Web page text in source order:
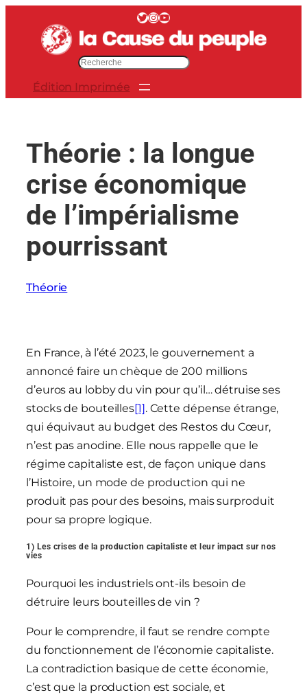
contenu
Twitter InstagramYouTube
e
Édition Imprimée
Théorie : la longue
crise économique
de l’impérialisme
pourrissant
Théorie
En France, à l’été 2023, le gouvernement a
annoncé faire un chèque de 200 millions
d’euros au lobby du vin pour qu’il… détruise ses
stocks de bouteilles[1]. Cette dépense étrange,
qui équivaut au budget des Restos du Cœur,
n’est pas anodine. Elle nous rappelle que le
régime capitaliste est, de façon unique dans
l’Histoire, un mode de production qui ne
produit pas pour des besoins, mais surproduit
pour sa propre logique.
1) Les crises de la production capitaliste et leur impact sur nos
vies
Pourquoi les industriels ont-ils besoin de
détruire leurs bouteilles de vin ?
Pour le comprendre, il faut se rendre compte
du fonctionnement de l’économie capitaliste.
La contradiction basique de cette économie,
c’est que la production est sociale, et